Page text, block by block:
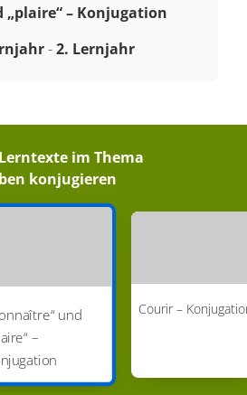
„plaire“ – Konjugation
-2. Lernjahr
im Thema
konjugieren
und
–
Courir –